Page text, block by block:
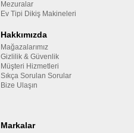
Mezuralar
Ev Tipi Dikiş Makineleri
Hakkımızda
Mağazalarımız
Gizlilik & Güvenlik
Müşteri Hizmetleri
Sıkça Sorulan Sorular
Bize Ulaşın
Markalar